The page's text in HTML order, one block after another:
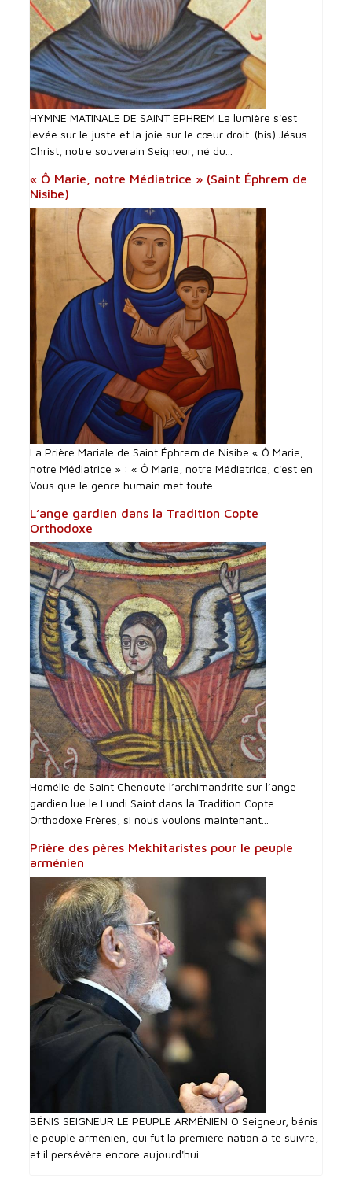
HYMNE MATINALE DE SAINT EPHREM La lumière s'est
levée sur le juste et la joie sur le cœur droit. (bis) Jésus
Christ, notre souverain Seigneur, né du...
« Ô Marie, notre Médiatrice » (Saint Éphrem de
Nisibe)
La Prière Mariale de Saint Éphrem de Nisibe « Ô Marie,
notre Médiatrice » : « Ô Marie, notre Médiatrice, c'est en
Vous que le genre humain met toute...
L’ange gardien dans la Tradition Copte
Orthodoxe
Homélie de Saint Chenouté l’archimandrite sur l’ange
gardien lue le Lundi Saint dans la Tradition Copte
Orthodoxe Frères, si nous voulons maintenant...
Prière des pères Mekhitaristes pour le peuple
arménien
BÉNIS SEIGNEUR LE PEUPLE ARMÉNIEN O Seigneur, bénis
le peuple arménien, qui fut la première nation à te suivre,
et il persévère encore aujourd'hui...